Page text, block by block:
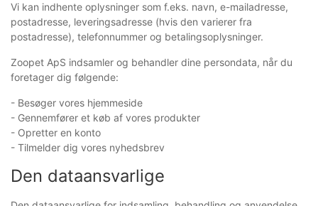
Vi kan indhente oplysninger som f.eks. navn, e-mailadresse,
postadresse, leveringsadresse (hvis den varierer fra
postadresse), telefonnummer og betalingsoplysninger.
Zoopet ApS indsamler og behandler dine persondata, når du
foretager dig følgende:
- Besøger vores hjemmeside
- Gennemfører et køb af vores produkter
- Opretter en konto
- Tilmelder dig vores nyhedsbrev
Den dataansvarlige